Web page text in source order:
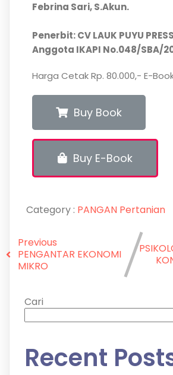
Febrina Sari, S.Akun.
Penerbit: CV LAUK PUYU PRESS
Anggota IKAPI No.048/SBA/
Harga Cetak Rp. 80.000,- E-
Buy Book
Buy E-Book
Category : PANGAN Pertanian
Previous
PENGANTAR EKONOMI
MIKRO
Cari
Recent